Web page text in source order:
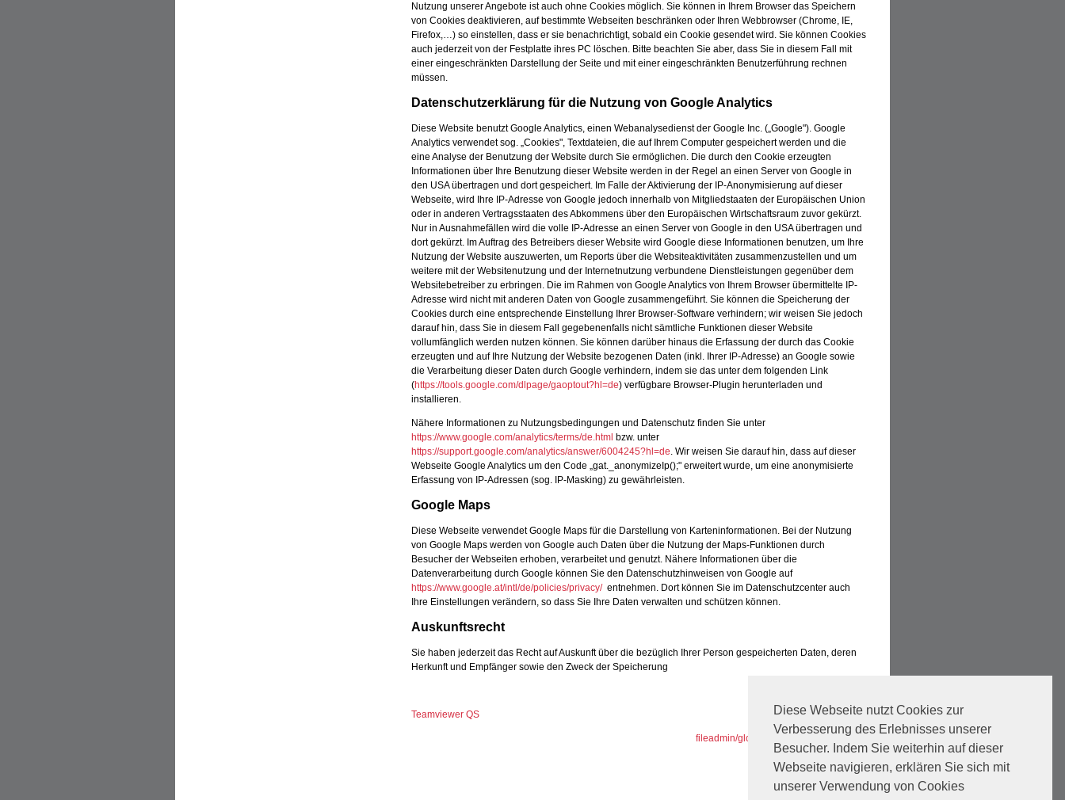
Diese Webseite nutzt Cookies zur
Verbesserung des Erlebnisses unserer
Besucher. Indem Sie weiterhin auf dieser
Webseite navigieren, erklären Sie sich mit
unserer Verwendung von Cookies
Nutzung unserer Angebote ist auch ohne Cookies möglich. Sie können in Ihrem Browser das Speichern
von Cookies deaktivieren, auf bestimmte Webseiten beschränken oder Ihren Webbrowser (Chrome, IE,
Firefox,…) so einstellen, dass er sie benachrichtigt, sobald ein Cookie gesendet wird. Sie können Cookies
auch jederzeit von der Festplatte ihres PC löschen. Bitte beachten Sie aber, dass Sie in diesem Fall mit
einer eingeschränkten Darstellung der Seite und mit einer eingeschränkten Benutzerführung rechnen
müssen.
Datenschutzerklärung für die Nutzung von Google Analytics
Diese Website benutzt Google Analytics, einen Webanalysedienst der Google Inc. („Google"). Google
Analytics verwendet sog. „Cookies", Textdateien, die auf Ihrem Computer gespeichert werden und die
eine Analyse der Benutzung der Website durch Sie ermöglichen. Die durch den Cookie erzeugten
Informationen über Ihre Benutzung dieser Website werden in der Regel an einen Server von Google in
den USA übertragen und dort gespeichert. Im Falle der Aktivierung der IP-Anonymisierung auf dieser
Webseite, wird Ihre IP-Adresse von Google jedoch innerhalb von Mitgliedstaaten der Europäischen Union
oder in anderen Vertragsstaaten des Abkommens über den Europäischen Wirtschaftsraum zuvor gekürzt.
Nur in Ausnahmefällen wird die volle IP-Adresse an einen Server von Google in den USA übertragen und
dort gekürzt. Im Auftrag des Betreibers dieser Website wird Google diese Informationen benutzen, um Ihre
Nutzung der Website auszuwerten, um Reports über die Websiteaktivitäten zusammenzustellen und um
weitere mit der Websitenutzung und der Internetnutzung verbundene Dienstleistungen gegenüber dem
Websitebetreiber zu erbringen. Die im Rahmen von Google Analytics von Ihrem Browser übermittelte IP-
Adresse wird nicht mit anderen Daten von Google zusammengeführt. Sie können die Speicherung der
Cookies durch eine entsprechende Einstellung Ihrer Browser-Software verhindern; wir weisen Sie jedoch
darauf hin, dass Sie in diesem Fall gegebenenfalls nicht sämtliche Funktionen dieser Website
vollumfänglich werden nutzen können. Sie können darüber hinaus die Erfassung der durch das Cookie
erzeugten und auf Ihre Nutzung der Website bezogenen Daten (inkl. Ihrer IP-Adresse) an Google sowie
die Verarbeitung dieser Daten durch Google verhindern, indem sie das unter dem folgenden Link
(https://tools.google.com/dlpage/gaoptout?hl=de) verfügbare Browser-Plugin herunterladen und
installieren.
Nähere Informationen zu Nutzungsbedingungen und Datenschutz finden Sie unter
https://www.google.com/analytics/terms/de.html bzw. unter
https://support.google.com/analytics/answer/6004245?hl=de. Wir weisen Sie darauf hin, dass auf dieser
Webseite Google Analytics um den Code „gat._anonymizeIp();" erweitert wurde, um eine anonymisierte
Erfassung von IP-Adressen (sog. IP-Masking) zu gewährleisten.
Google Maps
Diese Webseite verwendet Google Maps für die Darstellung von Karteninformationen. Bei der Nutzung
von Google Maps werden von Google auch Daten über die Nutzung der Maps-Funktionen durch
Besucher der Webseiten erhoben, verarbeitet und genutzt. Nähere Informationen über die
Datenverarbeitung durch Google können Sie den Datenschutzhinweisen von Google auf
https://www.google.at/intl/de/policies/privacy/entnehmen. Dort können Sie im Datenschutzcenter auch
Ihre Einstellungen verändern, so dass Sie Ihre Daten verwalten und schützen können.
Auskunftsrecht
Sie haben jederzeit das Recht auf Auskunft über die bezüglich Ihrer Person gespeicherten Daten, deren
Herkunft und Empfänger sowie den Zweck der Speicherung
Teamviewer QS
fileadmin/global/TeamViewerQS_de.zip